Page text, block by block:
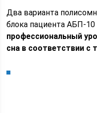
Два варианта
блока пациента АБП-
профессиональный
сна в соответствии с